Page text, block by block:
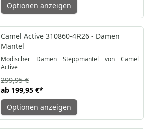
Optionen anzeigen
-33%
Camel Active 310860-4R26 - Damen
Mantel
Modischer Damen Steppmantel von Camel
Active
ab 199,95 €*
299,95 €
Optionen anzeigen